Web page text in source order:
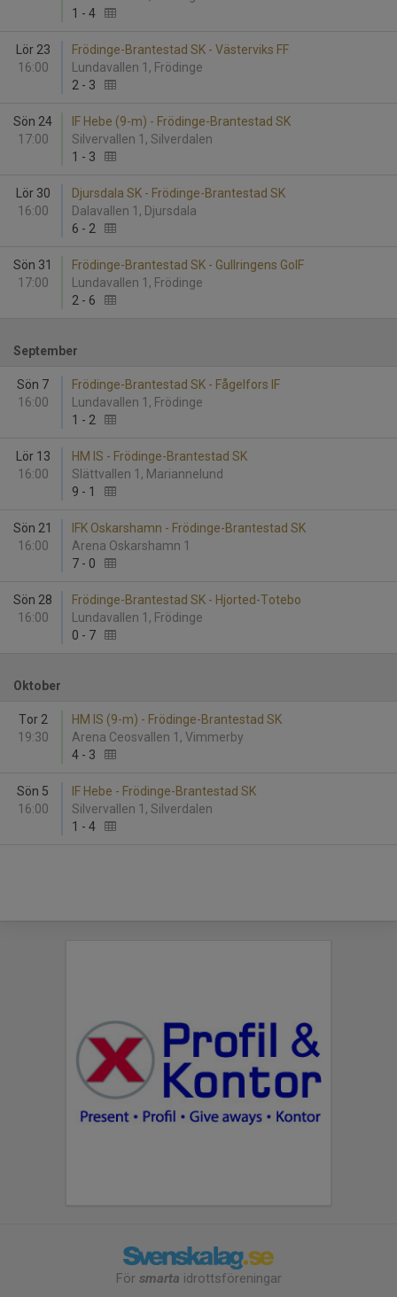
1 - 4
Lör 23
16:00
Frödinge-Brantestad SK - Västerviks FF
Lundavallen 1, Frödinge
2 - 3
Sön 24
17:00
IF Hebe (9-m) - Frödinge-Brantestad SK
Silvervallen 1, Silverdalen
1 - 3
Lör 30
16:00
Djursdala SK - Frödinge-Brantestad SK
Dalavallen 1, Djursdala
6 - 2
Sön 31
17:00
Frödinge-Brantestad SK - Gullringens GoIF
Lundavallen 1, Frödinge
2 - 6
September
Sön 7
16:00
Frödinge-Brantestad SK - Fågelfors IF
Lundavallen 1, Frödinge
1 - 2
Lör 13
16:00
HM IS - Frödinge-Brantestad SK
Slättvallen 1, Mariannelund
9 - 1
Sön 21
16:00
IFK Oskarshamn - Frödinge-Brantestad SK
Arena Oskarshamn 1
7 - 0
Sön 28
16:00
Frödinge-Brantestad SK - Hjorted-Totebo
Lundavallen 1, Frödinge
0 - 7
Oktober
Tor 2
19:30
HM IS (9-m) - Frödinge-Brantestad SK
Arena Ceosvallen 1, Vimmerby
4 - 3
Sön 5
16:00
IF Hebe - Frödinge-Brantestad SK
Silvervallen 1, Silverdalen
1 - 4
För smarta idrottsföreningar